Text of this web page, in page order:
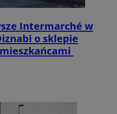
Intermarché w
o sklepie